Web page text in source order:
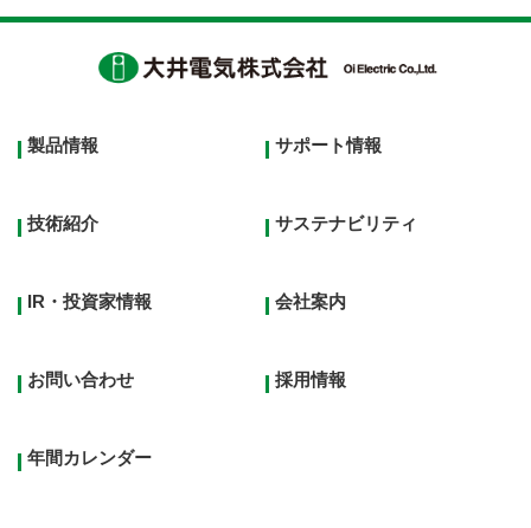
Footer
menu
製品情報 サポート情報
技術紹介 サステナビリティ
IR・投資家情報 会社案内
お問い合わせ 採用情報
年間カレンダー